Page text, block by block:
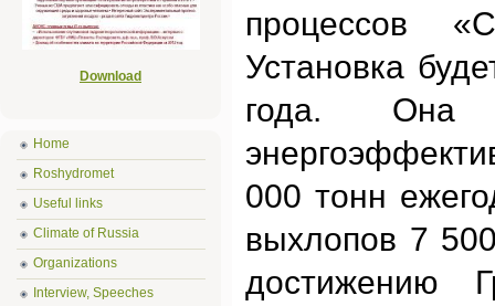
процессов
Установка
года. Она
000 тонн
выхлопов 7
достижению
Download
Home
Roshydromet
Useful links
Climate of Russia
Organizations
Interview, Speeches